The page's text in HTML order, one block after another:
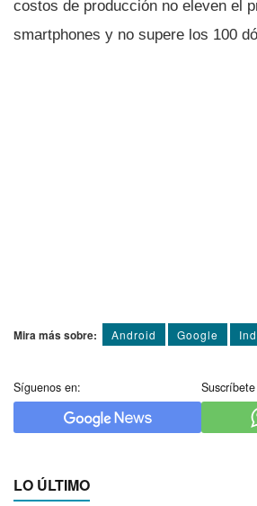
costos de producción no eleven el
smartphones y no supere los 100
Mira más sobre: Android Google
Síguenos en:
LO ÚLTIMO